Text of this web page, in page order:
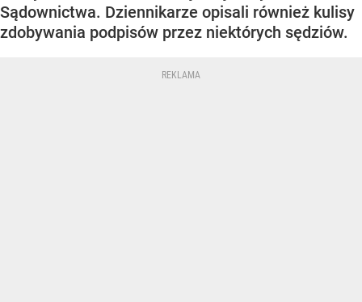
Sądownictwa. Dziennikarze opisali również kulisy
zdobywania podpisów przez niektórych sędziów.